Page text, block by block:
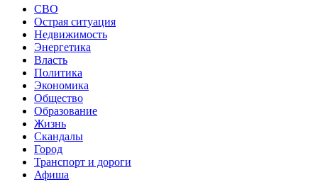
СВО
Острая ситуация
Недвижимость
Энергетика
Власть
Политика
Экономика
Общество
Образование
Жизнь
Скандалы
Город
Транспорт и дороги
Афиша